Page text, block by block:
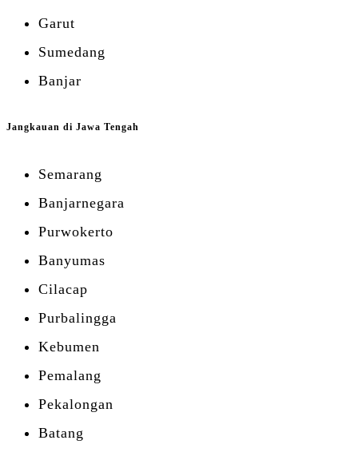
Garut
Sumedang
Banjar
Jangkauan di Jawa Tengah
Semarang
Banjarnegara
Purwokerto
Banyumas
Cilacap
Purbalingga
Kebumen
Pemalang
Pekalongan
Batang